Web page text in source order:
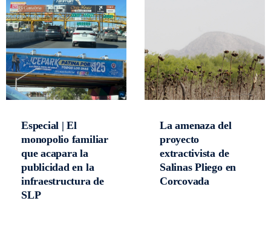
Especial | El
monopolio familiar
que acapara la
publicidad en la
infraestructura de
SLP
La amenaza del
proyecto
extractivista de
Salinas Pliego en
Corcovada